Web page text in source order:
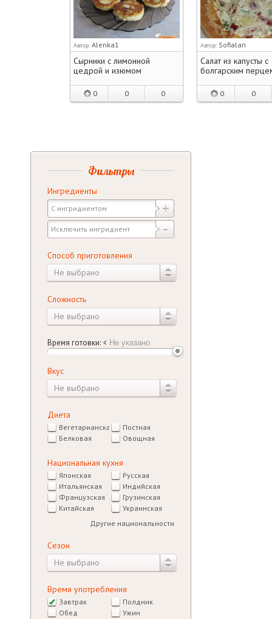
Автор: Alenka1
Сырники с лимонной
цедрой и изюмом
0 0 0
Автор: Sofialan
Салат из капусты с
болгарским
0 0
Фильтры
Ингредиенты
Способ приготовления
Не выбрано
Сложность
Не выбрано
Время готовки: <
Вкус
Не выбрано
Диета
Вегетарианская
Постная
Белковая
Овощная
Национальная кухня
Японская
Русская
Итальянская
Индийская
Французская
Грузинская
Китайская
Украинская
Другие национальности
Сезон
Не выбрано
Время употребления
Завтрак
Полдник
Обед
Ужин